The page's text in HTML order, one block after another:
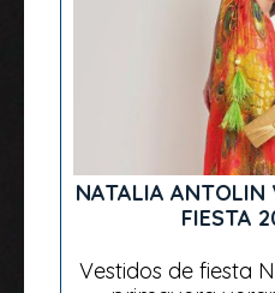
NATALIA ANTOLIN
FIESTA
Vestidos de fiesta